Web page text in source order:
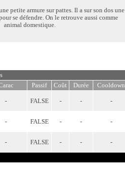
petite armure sur pattes. Il a sur son dos une
se défendre. On le retrouve aussi comme
animal domestique.
Passif Coût Durée Cooldown
- FALSE - - -
- FALSE - - -
- FALSE - - -